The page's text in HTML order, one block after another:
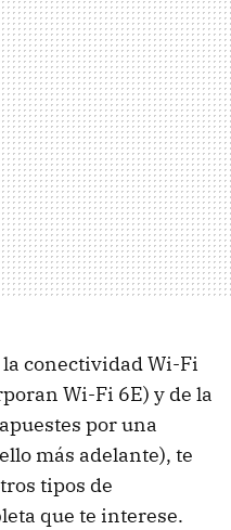
la conectividad Wi-Fi
Wi-Fi 6E) y de la
por una
más adelante), te
tipos de
que te interese.